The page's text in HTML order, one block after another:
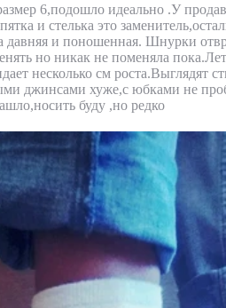
6,подошло идеально .У
и стелька это
давняя и поношенная. Шнурки
но никак не поменяла
несколько см роста.Выглядят
джинсами хуже,с юбками не
буду ,но редко